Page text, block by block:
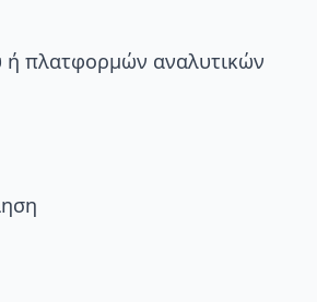
ή πλατφορμών αναλυτικών